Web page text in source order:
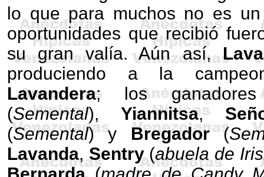
lo que para muchos no es
oportunidades que recibió
su gran valía. Aún así,
produciendo a la
Lavandera; los
(Semental), Yiannitsa,
(Semental) y Bregador(
Lavanda, Sentry(abuela de